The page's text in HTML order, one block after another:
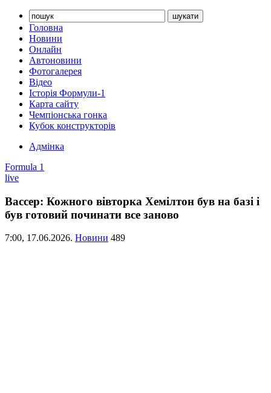
Головна
Новини
Онлайн
Автоновини
Фотогалерея
Відео
Історія Формули-1
Карта сайту
Чемпіонська гонка
Кубок конструкторів
Адмінка
Formula 1
live
Вассер: Кожного вівторка Хемілтон був на базі і
був готовий починати все заново
7:00, 17.06.2026. Новини 489